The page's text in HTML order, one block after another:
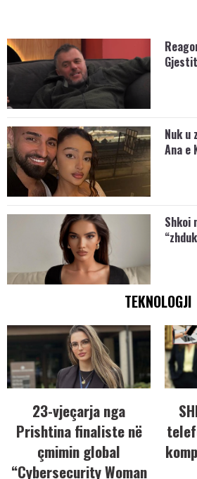
Gjestit
Nuk u
Ana e
Shkoi
TEKNOLOGJI
23-vjeçarja nga
Prishtina finaliste në
çmimin global
“Cybersecurity Woman